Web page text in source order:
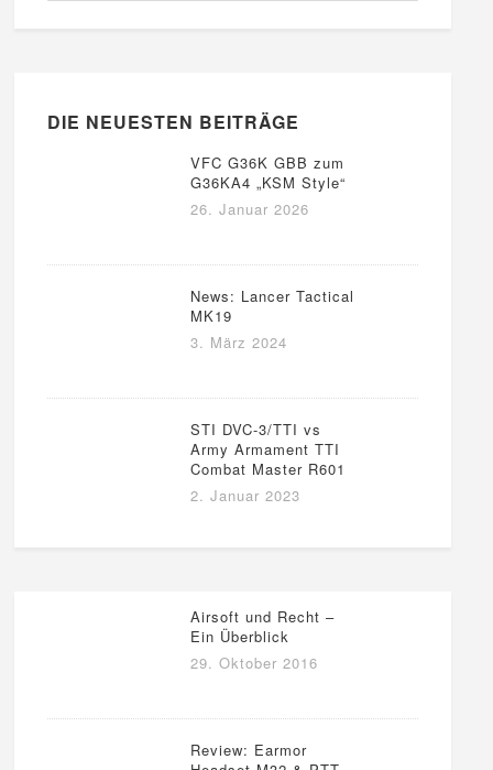
DIE NEUESTEN BEITRÄGE
VFC G36K GBB zum
G36KA4 „KSM Style“
26. Januar 2026
News: Lancer Tactical
MK19
3. März 2024
STI DVC-3/TTI vs
Army Armament TTI
Combat Master R601
2. Januar 2023
Airsoft und Recht –
Ein Überblick
29. Oktober 2016
Review: Earmor